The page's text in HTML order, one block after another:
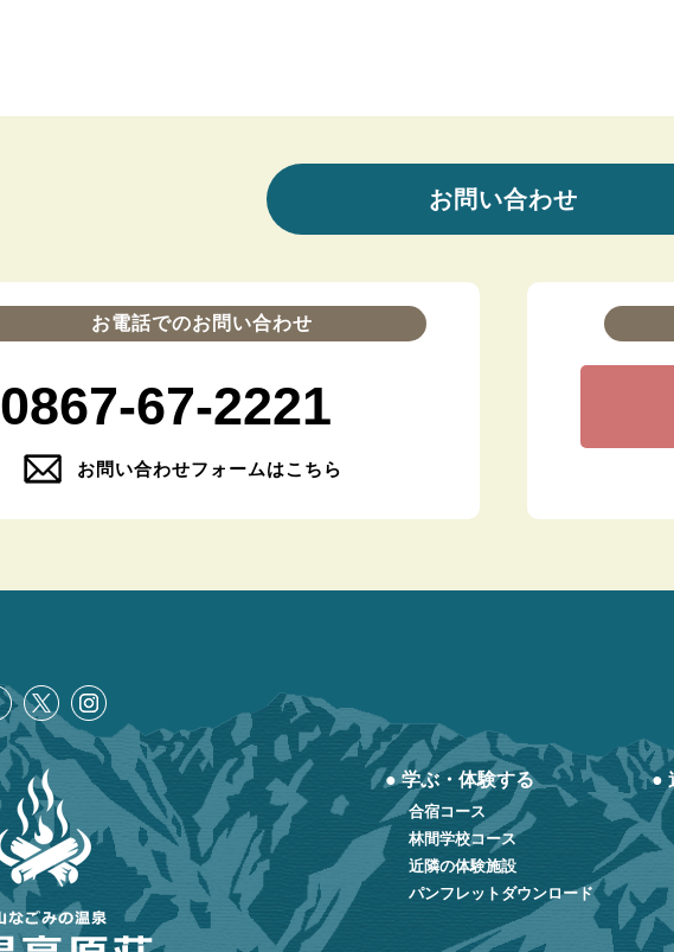
お問い合わせ
お電話でのお問い合わせ
0867-67-2221
お問い合わせフォームはこちら
● 学ぶ・体験する
合宿コース
林間学校コース
近隣の体験施設
パンフレットダウンロード
●